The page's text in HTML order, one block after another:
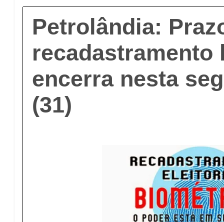
Petrolândia:
recadastramento
encerra nesta
(31)